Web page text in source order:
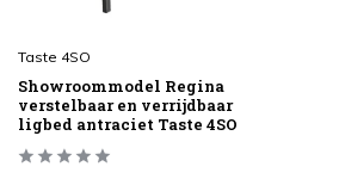
Taste 4SO
Showroommodel Regina
verstelbaar en verrijdbaar
ligbed antraciet Taste 4SO